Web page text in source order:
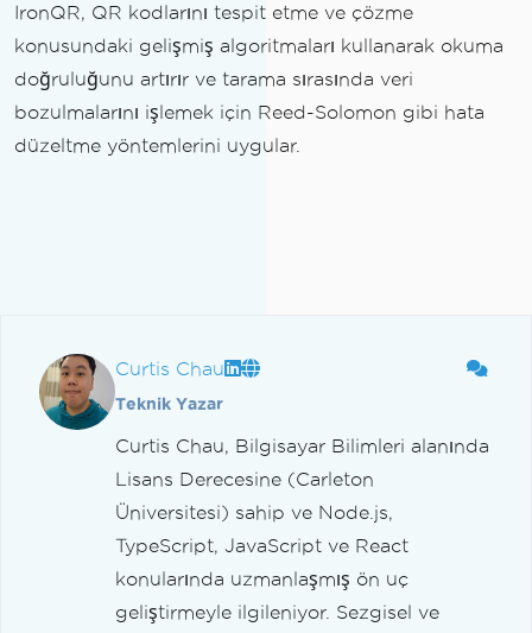
IronQR, QR kodlarını tespit etme ve çözme
konusundaki gelişmiş algoritmaları kullanarak okuma
doğruluğunu artırır ve tarama sırasında veri
bozulmalarını işlemek için Reed-Solomon gibi hata
düzeltme yöntemlerini uygular.
Curtis Chau
Teknik Yazar
Curtis Chau, Bilgisayar Bilimleri alanında
Lisans Derecesine (Carleton
Üniversitesi) sahip ve Node.js,
TypeScript, JavaScript ve React
konularında uzmanlaşmış ön uç
geliştirmeyle ilgileniyor. Sezgisel ve